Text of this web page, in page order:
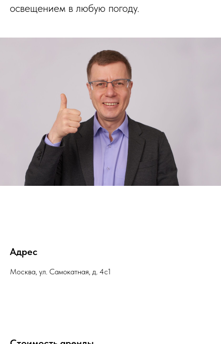
освещением в любую погоду.
Адрес
Москва, ул. Самокатная, д. 4с1